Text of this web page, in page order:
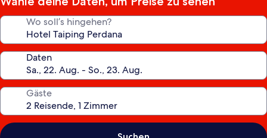
Wo soll’s hingehen?
Daten
Gäste